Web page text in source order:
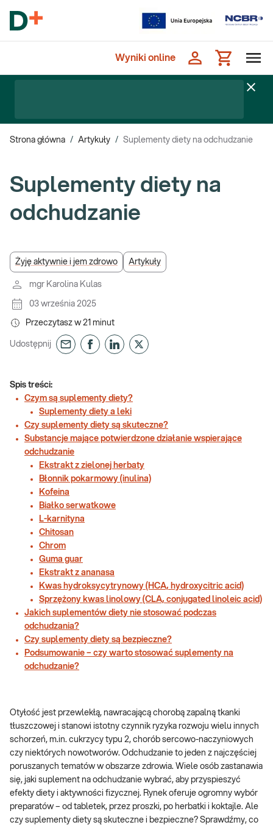
Wyniki online
Strona główna / Artykuły / Suplementy diety na odchudzanie
Suplementy diety na
odchudzanie
Żyję aktywnie i jem zdrowo Artykuły
mgr Karolina Kulas
03 września 2025
Przeczytasz w 21 minut
Udostępnij
Spis treści:
Czym są suplementy diety?
Suplementy diety a leki
Czy suplementy diety są skuteczne?
Substancje mające potwierdzone działanie wspierające
odchudzanie
Ekstrakt z zielonej herbaty
Błonnik pokarmowy (inulina)
Kofeina
Białko serwatkowe
L-karnityna
Chitosan
Chrom
Guma guar
Ekstrakt z ananasa
Kwas hydroksycytrynowy (HCA, hydroxycitric acid)
Sprzężony kwas linolowy (CLA, conjugated linoleic acid)
Jakich suplementów diety nie stosować podczas
odchudzania?
Czy suplementy diety są bezpieczne?
Podsumowanie – czy warto stosować suplementy na
odchudzanie?
Otyłość jest przewlekłą, nawracającą chorobą zapalną tkanki
tłuszczowej i stanowi istotny czynnik ryzyka rozwoju wielu innych
schorzeń, m.in. cukrzycy typu 2, chorób sercowo-naczyniowych
czy niektórych nowotworów. Odchudzanie to jeden z najczęściej
poruszanych tematów w obszarze zdrowia. Wiele osób zastanawia
się, jaki suplement na odchudzanie wybrać, aby przyspieszyć
efekty diety i aktywności fizycznej. Rynek oferuje ogromny wybór
preparatów – od tabletek, przez proszki, po herbatki i koktajle. Ale
czy suplementy diety są skuteczne i bezpieczne? Sprawdźmy, co